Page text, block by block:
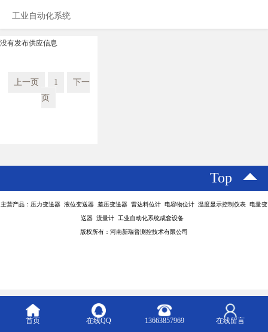
表
工业自动化系统
成套设备
没有发布供应信息
上一页 1
下一
页
Top
主营产品：压力变送器 液位变送器 差压变送器 雷达料位计 电容物位计 温度显示控制仪表 电量变
送器 流量计 工业自动化系统成套设备
版权所有：河南新瑞普测控技术有限公司
首页 在线QQ 13663857969 在线留言